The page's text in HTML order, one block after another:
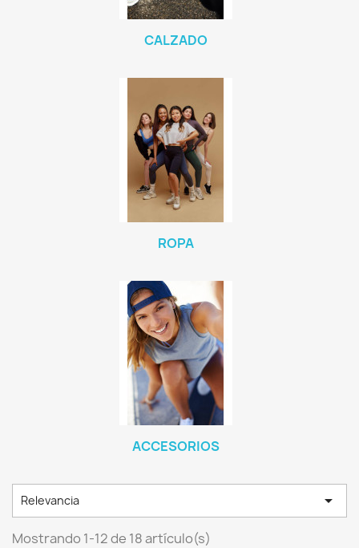
CALZADO
ROPA
ACCESORIOS
Relevancia 
Mostrando 1-12 de 18 artículo(s)